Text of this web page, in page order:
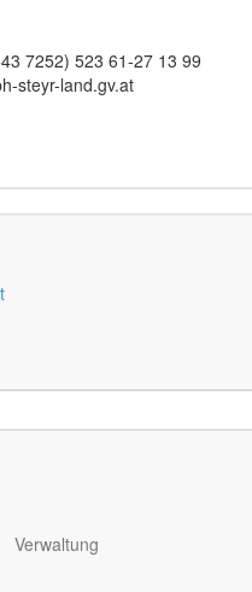
7252) 523 61-27 13 99
steyr-land.gv.at
Verwaltung